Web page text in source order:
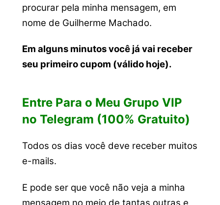
procurar pela minha mensagem, em
nome de Guilherme Machado.
Em alguns minutos você já vai receber
seu primeiro cupom (válido hoje).
Entre Para o Meu Grupo VIP
no Telegram (100% Gratuito)
Todos os dias você deve receber muitos
e-mails.
E pode ser que você não veja a minha
mensagem no meio de tantas outras e